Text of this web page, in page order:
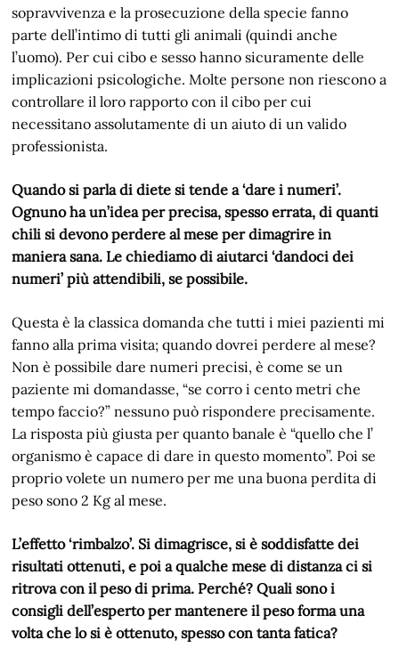
sopravvivenza e la prosecuzione della specie fanno
parte dell’intimo di tutti gli animali (quindi anche
l’uomo). Per cui cibo e sesso hanno sicuramente delle
implicazioni psicologiche. Molte persone non riescono a
controllare il loro rapporto con il cibo per cui
necessitano assolutamente di un aiuto di un valido
professionista.
Quando si parla di diete si tende a ‘dare i numeri’.
Ognuno ha un’idea per precisa, spesso errata, di quanti
chili si devono perdere al mese per dimagrire in
maniera sana. Le chiediamo di aiutarci ‘dandoci dei
numeri’ più attendibili, se possibile.
Questa è la classica domanda che tutti i miei pazienti mi
fanno alla prima visita; quando dovrei perdere al mese?
Non è possibile dare numeri precisi, è come se un
paziente mi domandasse, “se corro i cento metri che
tempo faccio?” nessuno può rispondere precisamente.
La risposta più giusta per quanto banale è “quello che l’
organismo è capace di dare in questo momento”. Poi se
proprio volete un numero per me una buona perdita di
peso sono 2 Kg al mese.
L’effetto ‘rimbalzo’. Si dimagrisce, si è soddisfatte dei
risultati ottenuti, e poi a qualche mese di distanza ci si
ritrova con il peso di prima. Perché? Quali sono i
consigli dell’esperto per mantenere il peso forma una
volta che lo si è ottenuto, spesso con tanta fatica?